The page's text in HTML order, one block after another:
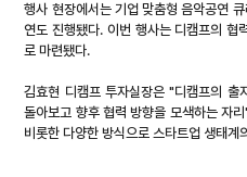
행사 현장에서는 기업 맞춤형 음악공연
연도 진행됐다. 이번 행사는 디캠프의 협
로 마련됐다.
김효현 디캠프 투자실장은 "디캠프의
돌아보고 향후 협력 방향을 모색하는 자
비롯한 다양한 방식으로 스타트업 생태